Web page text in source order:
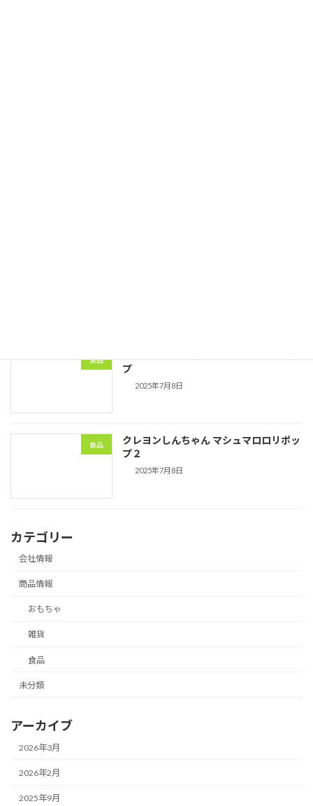
食品
プ
2025年7月8日
食品
クレヨンしんちゃん マシュマロロリポッ
プ２
2025年7月8日
カテゴリー
会社情報
商品情報
おもちゃ
雑貨
食品
未分類
アーカイブ
2026年3月
2026年2月
2025年9月